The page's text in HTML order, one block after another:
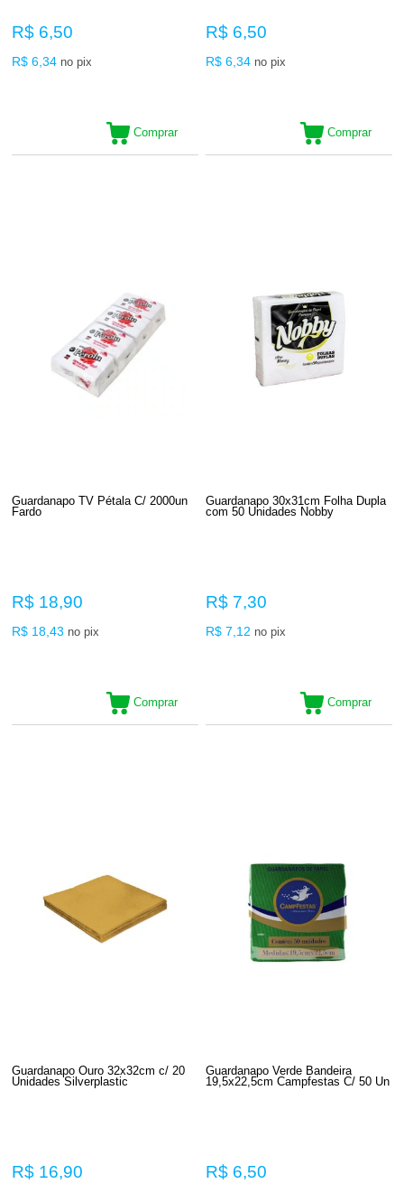
R$ 6,50
R$ 6,34 no pix
Comprar
R$ 6,50
R$ 6,34 no pix
Comprar
Guardanapo TV Pétala C/ 2000un
Fardo
R$ 18,90
R$ 18,43 no pix
Comprar
Guardanapo 30x31cm Folha Dupla
com 50 Unidades Nobby
R$ 7,30
R$ 7,12 no pix
Comprar
Guardanapo Ouro 32x32cm c/ 20
Unidades Silverplastic
R$ 16,90
Guardanapo Verde Bandeira
19,5x22,5cm Campfestas C/ 50 Un
R$ 6,50